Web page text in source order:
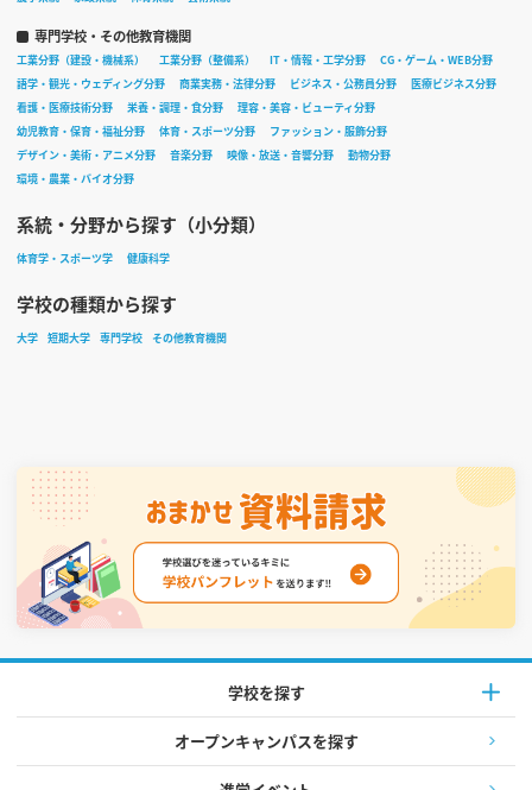
専門学校・その他教育機関
工業分野（建設・機械系） 工業分野（整備系） IT・情報・工学分野
CG・ゲーム・WEB分野
語学・観光・ウェディング分野
商業実務・法律分野 ビジネス・公務員分野
医療ビジネス分野
看護・医療技術分野
栄養・調理・食分野
理容・美容・ビューティ分野
幼児教育・保育・福祉分野
体育・スポーツ分野
ファッション・服飾分野
デザイン・美術・アニメ分野
音楽分野 映像・放送・音響分野
動物分野
環境・農業・バイオ分野
系統・分野から探す（小分類）
体育学・スポーツ学 健康科学
学校の種類から探す
大学 短期大学 専門学校 その他教育機関
学校を探す
オープンキャンパスを探す